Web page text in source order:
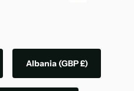
Albania (GBP £)